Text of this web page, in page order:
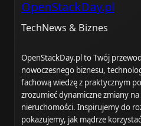
OpenStackDay.pl
TechNews & Biznes
OpenStackDay.pl to Twój
nowoczesnego biznesu,
fachową wiedzę z praktycznym
zrozumieć dynamiczne zmiany
nieruchomości. Inspirujemy do
pokazujemy, jak mądrze